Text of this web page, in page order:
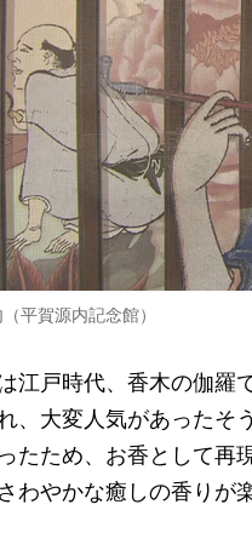
平賀源内記念館）
江戸時代、香木の伽羅
、大変人気があったそ
たため、お香として再
わやかな癒しの香りが